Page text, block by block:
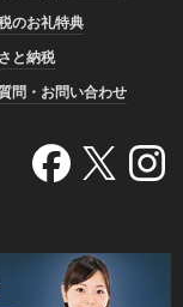
のお礼特典
と納税
問・お問い合わせ